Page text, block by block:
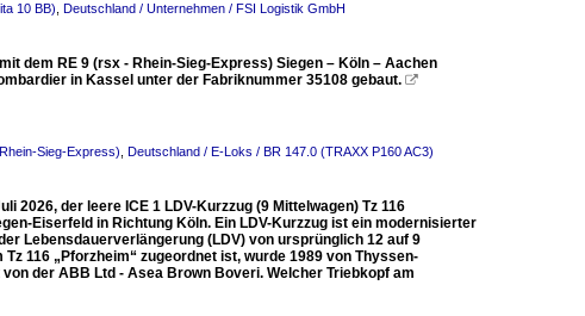
10 BB) Deutschland / Unternehmen / FSI Logistik GmbH
dem RE 9 (rsx - Rhein-Sieg-Express) Siegen – Köln – Aachen
in Kassel unter der Fabriknummer 35108 gebaut. 
Sieg-Express) Deutschland / E-Loks / BR 147.0 (TRAXX P160 AC3)
2026, der leere ICE 1 LDV-Kurzzug (9 Mittelwagen) Tz 116
Eiserfeld in Richtung Köln. Ein LDV-Kurzzug ist ein modernisierter
Lebensdauerverlängerung (LDV) von ursprünglich 12 auf 9
116 „Pforzheim“ zugeordnet ist, wurde 1989 von Thyssen-
der ABB Ltd - Asea Brown Boveri. Welcher Triebkopf am